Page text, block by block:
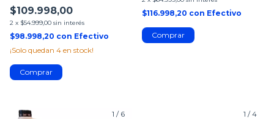
$109.998,00
2 x $54.999,00 sin interés
$98.998,20 con Efectivo
¡Solo quedan 4 en stock!
$116.998,20 con Efectivo
1 / 6 1 /4